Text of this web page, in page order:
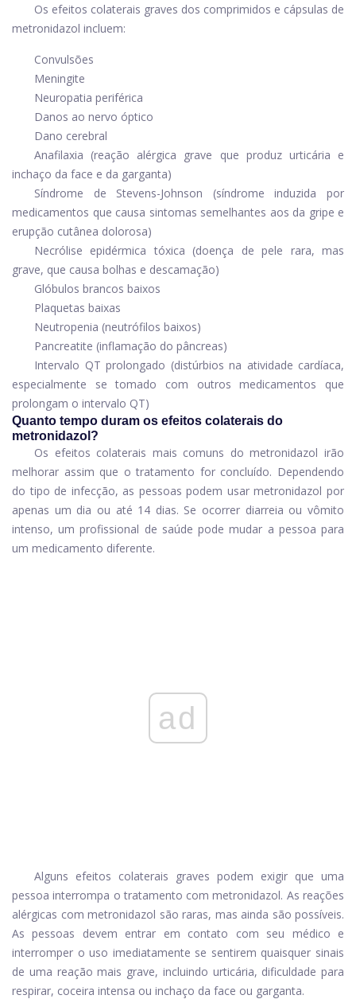
Os efeitos colaterais graves dos comprimidos e cápsulas de
metronidazol incluem:
Convulsões
Meningite
Neuropatia periférica
Danos ao nervo óptico
Dano cerebral
Anafilaxia (reação alérgica grave que produz urticária e
inchaço da face e da garganta)
Síndrome de Stevens-Johnson (síndrome induzida por
medicamentos que causa sintomas semelhantes aos da gripe e
erupção cutânea dolorosa)
Necrólise epidérmica tóxica (doença de pele rara, mas
grave, que causa bolhas e descamação)
Glóbulos brancos baixos
Plaquetas baixas
Neutropenia (neutrófilos baixos)
Pancreatite (inflamação do pâncreas)
Intervalo QT prolongado (distúrbios na atividade cardíaca,
especialmente se tomado com outros medicamentos que
prolongam o intervalo QT)
Quanto tempo duram os efeitos colaterais do
metronidazol?
Os efeitos colaterais mais comuns do metronidazol irão
melhorar assim que o tratamento for concluído. Dependendo
do tipo de infecção, as pessoas podem usar metronidazol por
apenas um dia ou até 14 dias. Se ocorrer diarreia ou vômito
intenso, um profissional de saúde pode mudar a pessoa para
um medicamento diferente.
ad
Alguns efeitos colaterais graves podem exigir que uma
pessoa interrompa o tratamento com metronidazol. As reações
alérgicas com metronidazol são raras, mas ainda são possíveis.
As pessoas devem entrar em contato com seu médico e
interromper o uso imediatamente se sentirem quaisquer sinais
de uma reação mais grave, incluindo urticária, dificuldade para
respirar, coceira intensa ou inchaço da face ou garganta.